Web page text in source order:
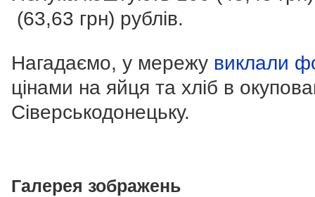
(63,63 грн) рублів.
Нагадаємо, у мережу виклали
цінами на яйця та хліб в
Сіверськодонецьку.
Галерея зображень